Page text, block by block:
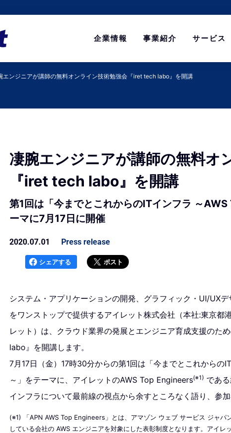
企業情報 事業紹介 サービス
エンジニアが講師の無料オンライン技術勉強会『iret tech labo』を開講
凄腕エンジニアが講師の無料オ
『iret tech labo』を開講
第1回は「今までとこれからのITインフラ ～
ーマに7月17日に開催
2020.07.01 Press release
シェアする ポスト
システム・アプリケーションの開発、グラフィック・UI/UX
をワンストップで提供するアイレット株式会社（本社:東京都
レット）は、クラウド業界の発展とエンジニア育成支援のた
labo』を開講します。
7月17日（金）17時30分からの第1回は「今までとこれからの
～」をテーマに、アイレットのAWS Top Engineers(※1) であ
インフラについて最前線の視点から余すところなく語り、参
(※1) 「APN AWS Top Engineers」とは、アマゾン ウェブ サービス ジャ
している会社の AWS エンジニアを対象にした表彰制度となります。アイレ